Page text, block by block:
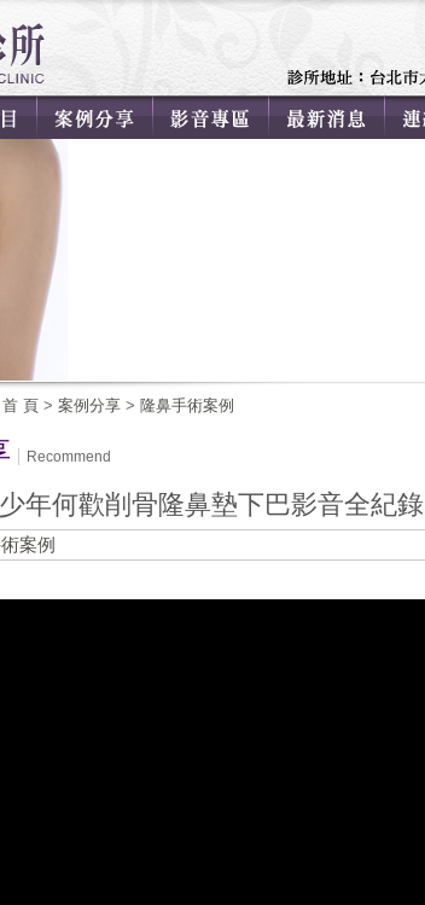
首 頁 > 案例分享 > 隆鼻手術案例
Recommend
年何歡削骨隆鼻墊下巴影音全紀錄
案例